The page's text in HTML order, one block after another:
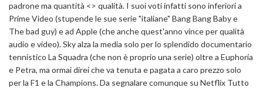
padrone ma quantità <> qualità. I suoi voti infatti sono inferiori a
Prime Video (stupende le sue serie "italiane" Bang Bang Baby e
The bad guy) e ad Apple (che anche quest'anno vince per qualità
audio e video). Sky alza la media solo per lo splendido documentario
tennistico La Squadra (che non è proprio una serie) oltre a Euphoria
e Petra, ma ormai direi che va tenuta e pagata a caro prezzo solo
per la F1 e la Champions. Da segnalare comunque su Netflix Tutto